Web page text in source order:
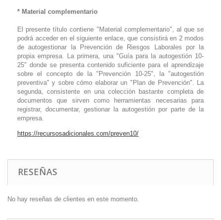
* Material complementario
El presente título contiene "Material complementario", al que se
podrá acceder en el siguiente enlace, que consistirá en 2 modos
de autogestionar la Prevención de Riesgos Laborales por la
propia empresa. La primera, una "Guía para la autogestión 10-
25" donde se presenta contenido suficiente para el aprendizaje
sobre el concepto de la "Prevención 10-25", la "autogestión
preventiva" y sobre cómo elaborar un "Plan de Prevención". La
segunda, consistente en una colección bastante completa de
documentos que sirven como herramientas necesarias para
registrar, documentar, gestionar la autogestión por parte de la
empresa.
https://recursosadicionales.com/preven10/
RESEÑAS
No hay reseñas de clientes en este momento.